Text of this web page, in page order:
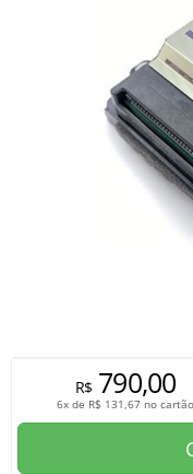
R$790,00
6x de R$ 131,67 no cartão